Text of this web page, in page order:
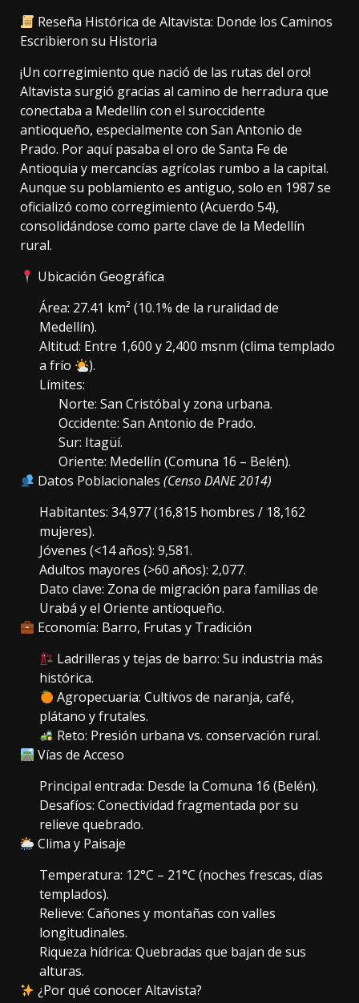
Reseña Histórica de Altavista: Donde los Caminos
Escribieron su Historia
¡Un corregimiento que nació de las rutas del oro!
Altavista surgió gracias al camino de herradura que
conectaba a Medellín con el suroccidente
antioqueño, especialmente con San Antonio de
Prado. Por aquí pasaba el oro de Santa Fe de
Antioquia y mercancías agrícolas rumbo a la capital.
Aunque su poblamiento es antiguo, solo en 1987 se
oficializó como corregimiento (Acuerdo 54),
consolidándose como parte clave de la Medellín
rural.
Ubicación Geográfica
Área: 27.41 km² (10.1% de la ruralidad de
Medellín).
Altitud: Entre 1,600 y 2,400 msnm (clima templado
a frío
).
Límites:
Norte: San Cristóbal y zona urbana.
Occidente: San Antonio de Prado.
Sur: Itagüí.
Oriente: Medellín (Comuna 16 – Belén).
Datos Poblacionales(Censo DANE 2014)
Habitantes: 34,977 (16,815 hombres / 18,162
mujeres).
Jóvenes (<14 años): 9,581.
Adultos mayores (>60 años): 2,077.
Dato clave: Zona de migración para familias de
Urabá y el Oriente antioqueño.
Economía: Barro, Frutas y Tradición
Ladrilleras y tejas de barro: Su industria más
histórica.
Agropecuaria: Cultivos de naranja, café,
plátano y frutales.
Reto: Presión urbana vs. conservación rural.
Vías de Acceso
Principal entrada: Desde la Comuna 16 (Belén).
Desafíos: Conectividad fragmentada por su
relieve quebrado.
Clima y Paisaje
Temperatura: 12°C – 21°C (noches frescas, días
templados).
Relieve: Cañones y montañas con valles
longitudinales.
Riqueza hídrica: Quebradas que bajan de sus
alturas.
¿Por qué conocer Altavista?